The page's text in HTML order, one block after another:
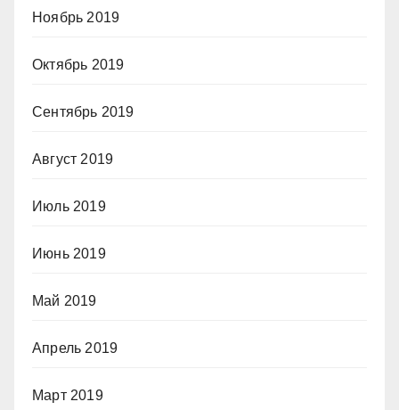
Ноябрь 2019
Октябрь 2019
Сентябрь 2019
Август 2019
Июль 2019
Июнь 2019
Май 2019
Апрель 2019
Март 2019